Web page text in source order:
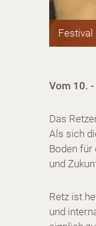
Festival
Vom 10.
Das
Als sich
Boden für
und
Retz ist
und